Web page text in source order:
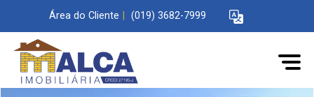
Área do Cliente (019) 3682-7999